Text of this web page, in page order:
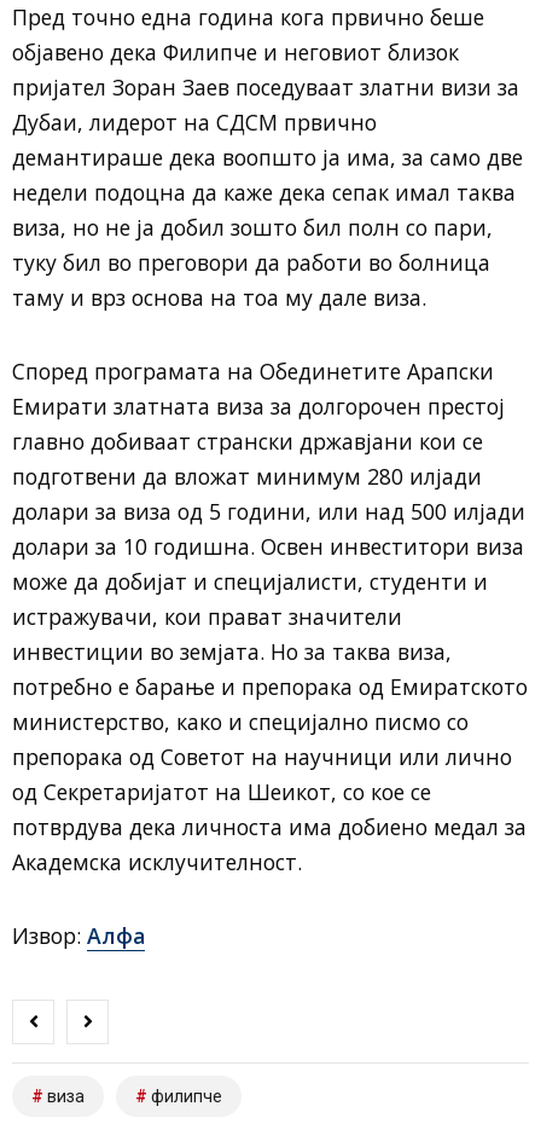
Пред точно една година кога првично беше
објавено дека Филипче и неговиот близок
пријател Зоран Заев поседуваат златни визи за
Дубаи, лидерот на СДСМ првично
демантираше дека воопшто ја има, за само две
недели подоцна да каже дека сепак имал таква
виза, но не ја добил зошто бил полн со пари,
туку бил во преговори да работи во болница
таму и врз основа на тоа му дале виза.
Според програмата на Обединетите Арапски
Емирати златната виза за долгорочен престој
главно добиваат странски државјани кои се
подготвени да вложат минимум 280 илјади
долари за виза од 5 години, или над 500 илјади
долари за 10 годишна. Освен инвеститори виза
може да добијат и специјалисти, студенти и
истражувачи, кои прават значители
инвестиции во земјата. Но за таква виза,
потребно е барање и препорака од Емиратското
министерство, како и специјално писмо со
препорака од Советот на научници или лично
од Секретаријатот на Шеикот, со кое се
потврдува дека личноста има добиено медал за
Академска исклучителност.
Извор: Алфа
виза филипче